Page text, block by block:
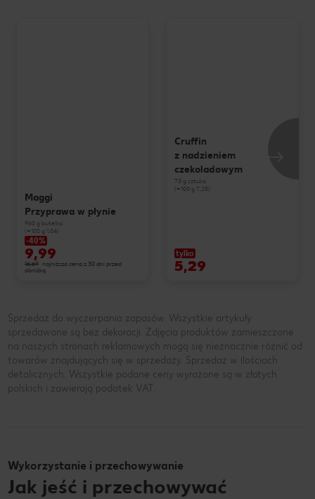
Maggi
Przyprawa w płynie
960 g butelka
(=100 g 1,04)
-40%
9,99
16,69 najniższa cena z 30 dni przed
obniżką
Cruffin
z nadzieniem
czekoladowym
73 g sztuka
(=100 g 7,25)
tylko
5,29
Sprzedaż do wyczerpania zapasów. Wszystkie artykuły
sprzedawane są bez dekoracji. Zdjęcia produktów zamieszczone
na naszych stronach reklamowych mogą się nieznacznie różnić od
towarów znajdujących się w sprzedaży. Sprzedaż w ilościach
detalicznych. Wszystkie podane ceny wyrażone są w złotych
polskich i zawierają podatek VAT.
Wykorzystanie i przechowywanie
Jak jeść i przechowywać